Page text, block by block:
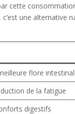
cette
une alternative
flore
de la fatigue
digestifs